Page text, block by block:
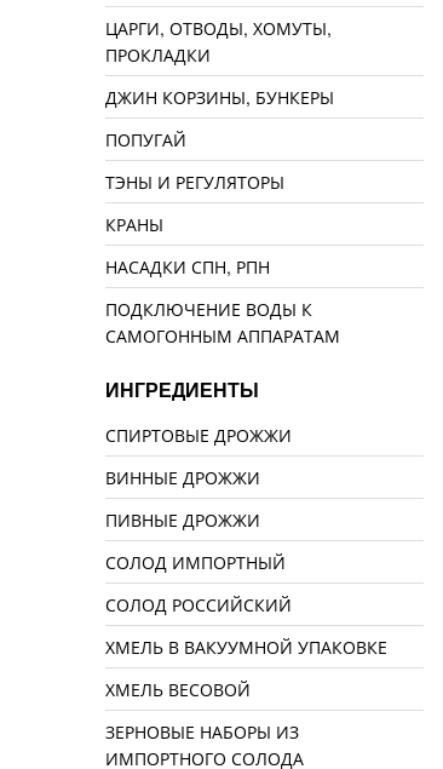
колпачки 2в1 медь 6
этажей
15490 руб. 8450 руб.
ЦАРГИ, ОТВОДЫ, ХОМУТЫ,
ПРОКЛАДКИ
ДЖИН КОРЗИНЫ, БУНКЕРЫ
ПОПУГАЙ
ТЭНЫ И РЕГУЛЯТОРЫ
КРАНЫ
НАСАДКИ СПН, РПН
ПОДКЛЮЧЕНИЕ ВОДЫ К
САМОГОННЫМ АППАРАТАМ
ИНГРЕДИЕНТЫ
СПИРТОВЫЕ ДРОЖЖИ
ВИННЫЕ ДРОЖЖИ
ПИВНЫЕ ДРОЖЖИ
СОЛОД ИМПОРТНЫЙ
СОЛОД РОССИЙСКИЙ
ХМЕЛЬ В ВАКУУМНОЙ УПАКОВКЕ
ХМЕЛЬ ВЕСОВОЙ
ЗЕРНОВЫЕ НАБОРЫ ИЗ
ИМПОРТНОГО СОЛОДА